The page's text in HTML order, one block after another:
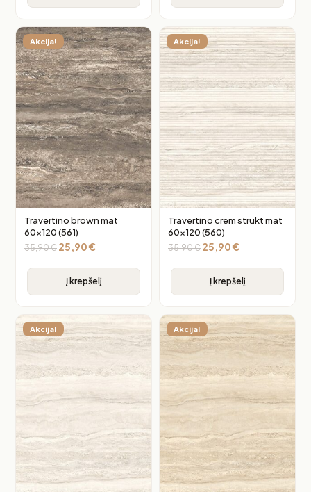
Akcija!
Travertino brown mat
60×120 (561)
35,90€ 25,90€
Į krepšelį
Akcija!
Travertino crem strukt mat
60×120 (560)
35,90€ 25,90€
Į krepšelį
Akcija! Akcija!